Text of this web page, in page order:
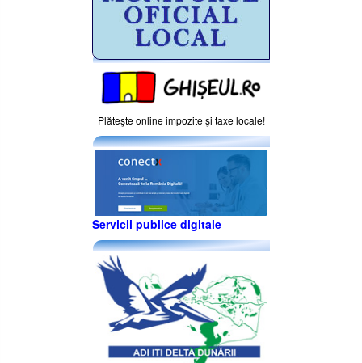
Plăteşte online impozite şi taxe locale!
Servicii publice digitale